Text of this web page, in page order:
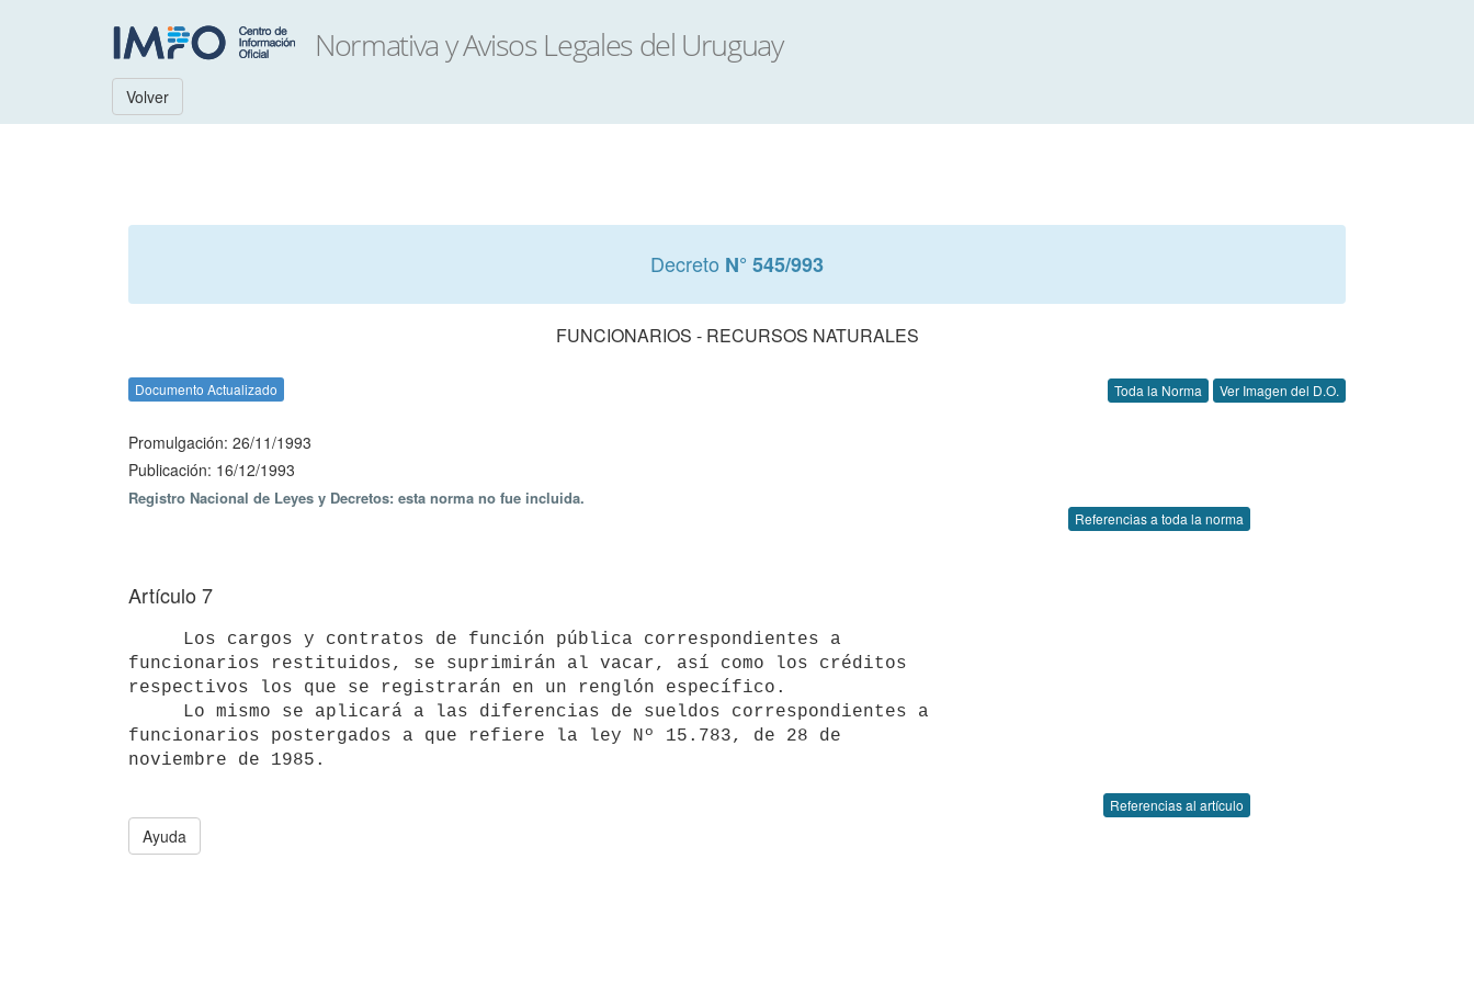
Volver
Decreto N° 545/993
FUNCIONARIOS - RECURSOS NATURALES
Documento Actualizado Toda la Norma Ver Imagen del D.O.
Promulgación: 26/11/1993
Publicación: 16/12/1993
Registro Nacional de Leyes y Decretos: esta norma no fue incluida.
Referencias a toda la norma
Artículo 7
funcionarios restituidos, se suprimirán al vacar, así como los créditos
respectivos los que se registrarán en un renglón específico.
funcionarios postergados a que refiere la ley Nº 15.783, de 28 de
noviembre de 1985.
Referencias al artículo
Ayuda